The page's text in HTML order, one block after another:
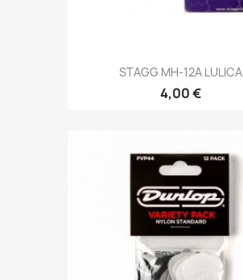
STAGG MH-12A LULICA
4,00 €